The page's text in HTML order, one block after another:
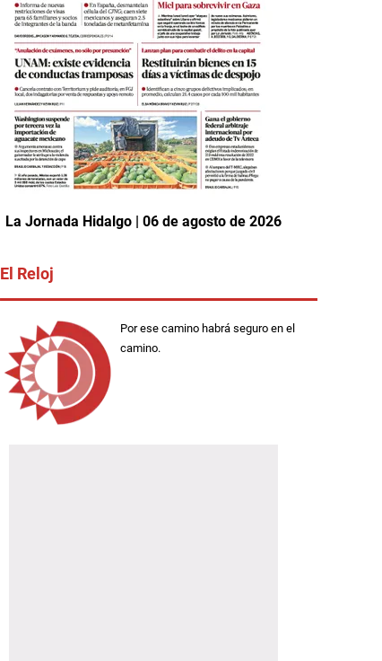
La Jornada Hidalgo | 06 de agosto de 2026
El Reloj
Por ese camino habrá seguro en el
camino.